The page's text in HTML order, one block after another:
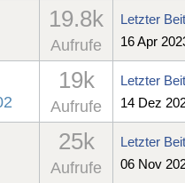
19.8k
Aufrufe
Letzter
16 Apr
19k
Aufrufe
Letzter
14 Dez
25k
Aufrufe
Letzter
06 Nov